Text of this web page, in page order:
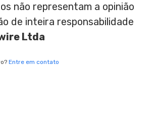
não representam a opinião
de inteira responsabilidade
Ltda
Entre em contato